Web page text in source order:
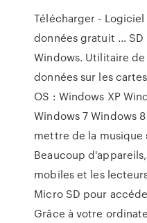
Télécharger -
données gratuit ...
Windows. Utilitaire
données sur les
OS : Windows XP
Windows 7 Windows
mettre de la musique
Beaucoup
mobiles et les
Micro SD pour
Grâce à votre